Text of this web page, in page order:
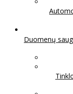
Duomenų